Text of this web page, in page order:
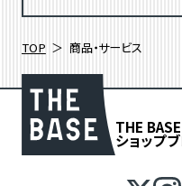
TOP 商品・サービス
THE
ショップ